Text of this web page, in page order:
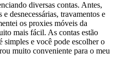
diversas contas. Antes,
desnecessárias, travamentos e
os proxies móveis da
mais fácil. As contas estão
simples e você pode escolher o
muito conveniente para o meu